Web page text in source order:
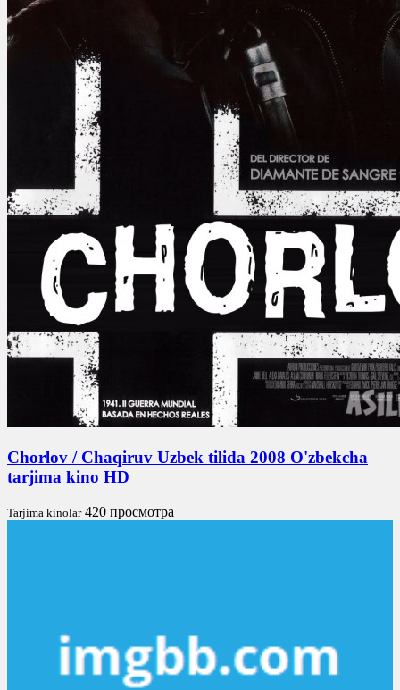
Chorlov / Chaqiruv Uzbek tilida 2008 O'zbekcha
tarjima kino HD
Tarjima kinolar 420 просмотра